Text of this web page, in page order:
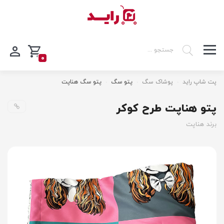
0
پت شاپ راید پوشاک سگ پتو سگ پتو سگ هناپت
پتو هناپت طرح کوکر
برند هناپت